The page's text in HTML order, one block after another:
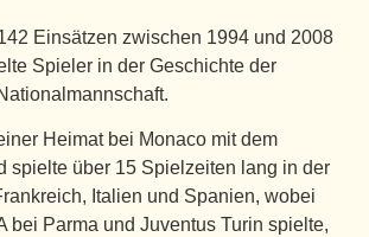
Einsätzen zwischen 1994 und 2008
Spieler in der Geschichte der
Heimat bei Monaco mit dem
spielte über 15 Spielzeiten lang in der
Italien und Spanien, wobei
bei Parma und Juventus Turin spielte,